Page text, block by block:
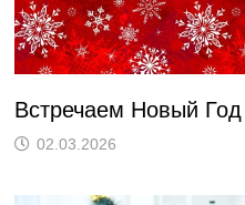
Встречаем Новый
02.03.2026